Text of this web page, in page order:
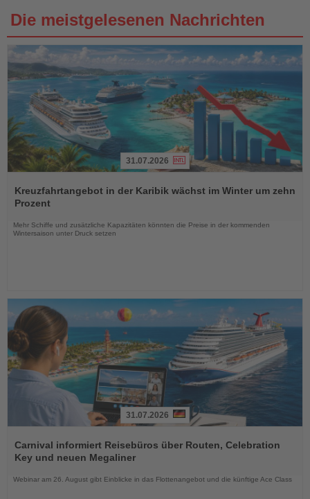
Die meistgelesenen Nachrichten
Sie
die
31.07.2026
Kreuzfahrtangebot in der Karibik wächst im Winter um zehn
Prozent
Mehr Schiffe und zusätzliche Kapazitäten könnten die Preise in der kommenden
Wintersaison unter Druck setzen
Sie
die
Nachrichten
31.07.2026
Carnival informiert Reisebüros über Routen, Celebration
Key und neuen Megaliner
Webinar am 26. August gibt Einblicke in das Flottenangebot und die künftige Ace Class